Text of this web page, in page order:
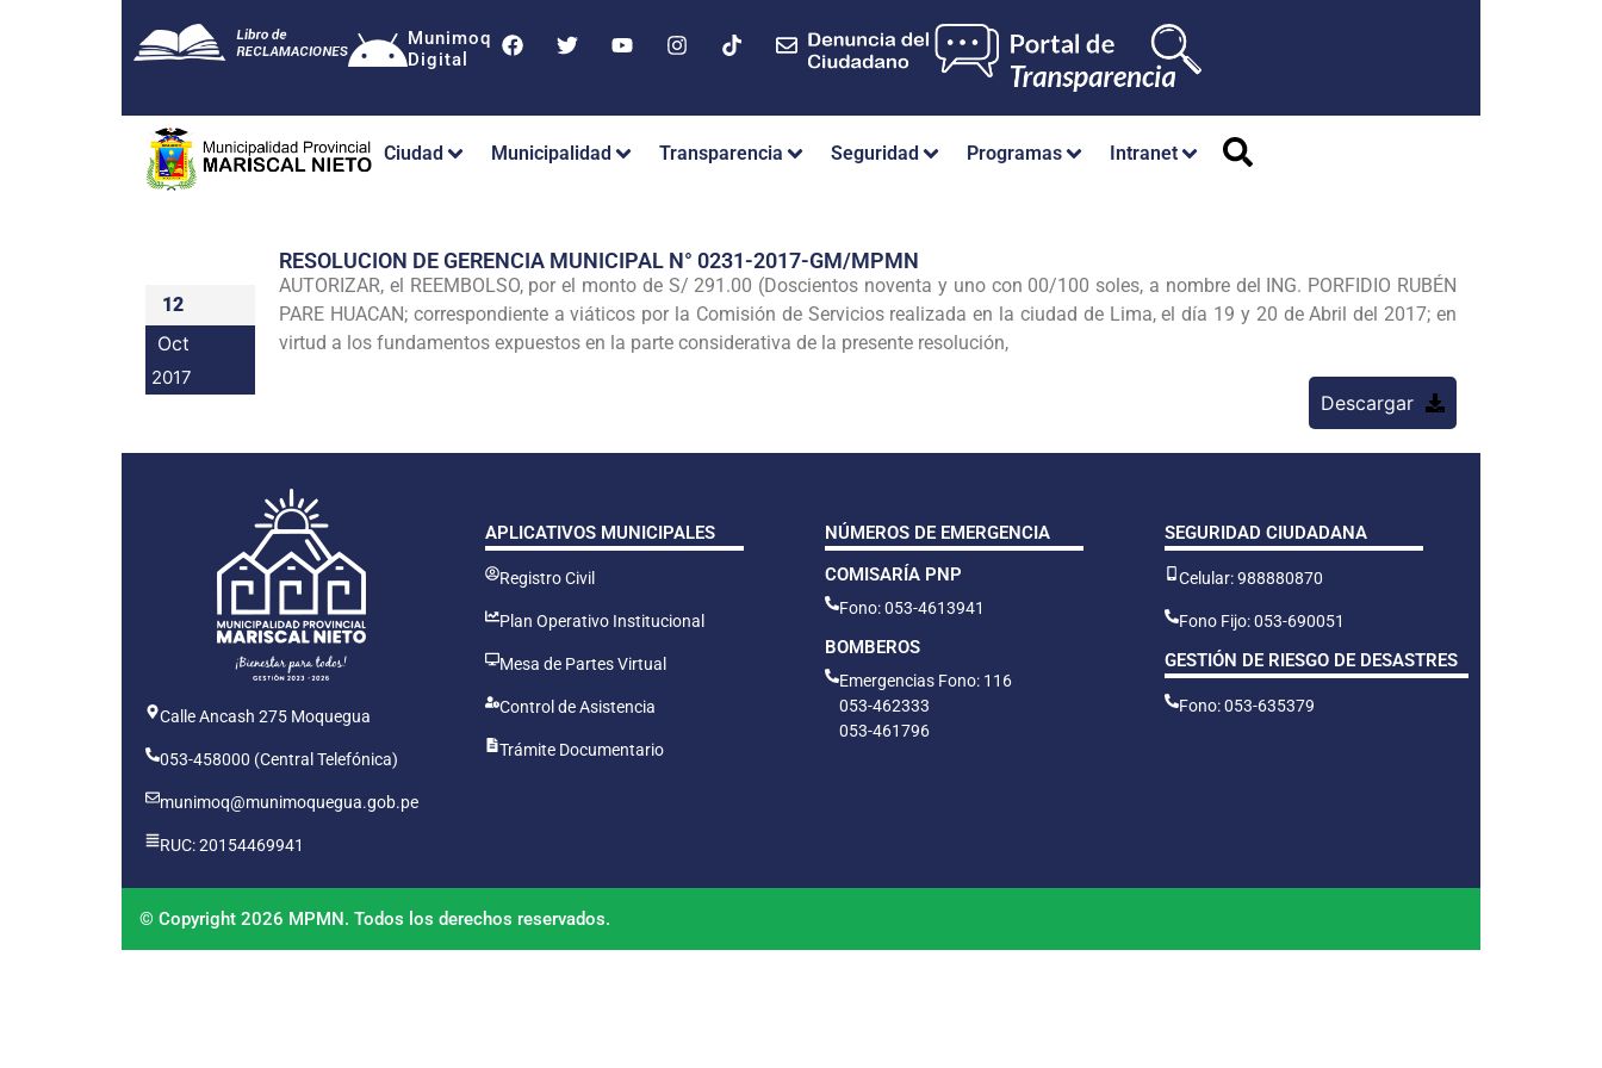
Munimoq
Digital
Ciudad Municipalidad Transparencia Seguridad Programas Intranet
12
Oct
2017
RESOLUCION DE GERENCIA MUNICIPAL N° 0231-2017-GM/MPMN
AUTORIZAR, el REEMBOLSO, por el monto de S/ 291.00 (Doscientos noventa y uno con 00/100 soles, a nombre del ING. PORFIDIO RUBÉN
PARE HUACAN; correspondiente a viáticos por la Comisión de Servicios realizada en la ciudad de Lima, el día 19 y 20 de Abril del 2017; en
virtud a los fundamentos expuestos en la parte considerativa de la presente resolución,
Descargar
Calle Ancash 275 Moquegua
053-458000 (Central Telefónica)
munimoq@munimoquegua.gob.pe
RUC: 20154469941
APLICATIVOS MUNICIPALES
Registro Civil
Plan Operativo Institucional
Mesa de Partes Virtual
Control de Asistencia
Trámite Documentario
NÚMEROS DE EMERGENCIA
COMISARÍA PNP
Fono: 053-4613941
BOMBEROS
Emergencias Fono: 116
053-462333
053-461796
SEGURIDAD CIUDADANA
Celular: 988880870
Fono Fijo: 053-690051
GESTIÓN DE RIESGO DE DESASTRES
Fono: 053-635379
© Copyright 2026 MPMN. Todos los derechos reservados.